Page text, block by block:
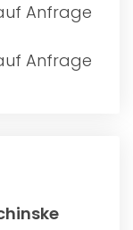
Anfrage
Anfrage